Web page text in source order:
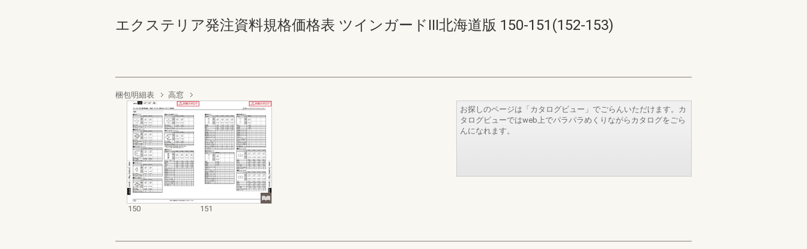
エクステリア発注資料規格価格表 ツインガードIII北海道版 150-151(152-153)
梱包明細表 高窓
150 151
お探しのページは「カタログビュー」でごらんいただけます。カ
タログビューではweb上でパラパラめくりながらカタログをごら
んになれます。